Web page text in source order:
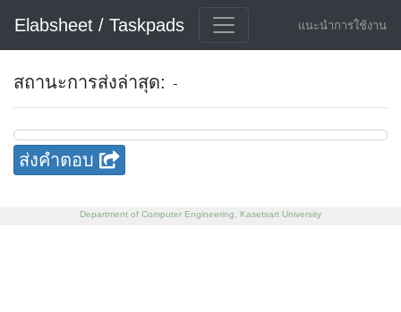
Elabsheet / Taskpads แนะนำการใช้งาน
สถานะการส่งล่าสุด: -
ส่งคำตอบ
Department of Computer Engineering, Kasetsart University